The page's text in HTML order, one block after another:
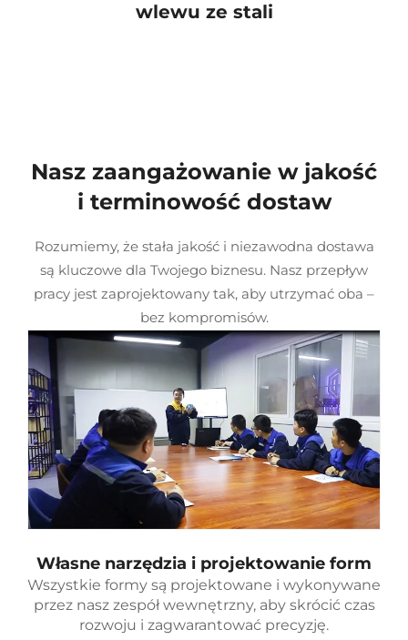
wlewu ze stali
Nasz zaangażowanie w jakość
i terminowość dostaw
Rozumiemy, że stała jakość i niezawodna dostawa
są kluczowe dla Twojego biznesu. Nasz przepływ
pracy jest zaprojektowany tak, aby utrzymać oba –
bez kompromisów.
Własne narzędzia i projektowanie form
Wszystkie formy są projektowane i wykonywane
przez nasz zespół wewnętrzny, aby skrócić czas
rozwoju i zagwarantować precyzję.